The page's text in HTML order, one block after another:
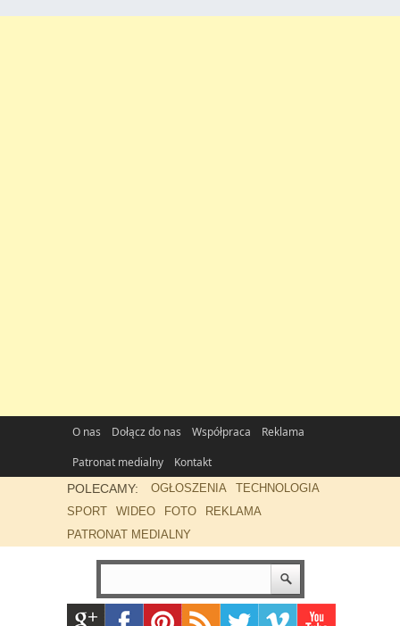
O nas Dołącz do nas Współpraca
Reklama
Patronat medialny
Kontakt
POLECAMY: OGŁOSZENIA
TECHNOLOGIA
SPORT
WIDEO FOTO
REKLAMA
PATRONAT MEDIALNY